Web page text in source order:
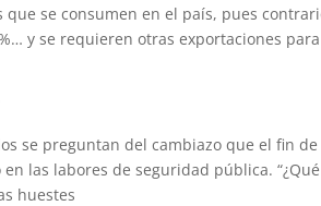
que se consumen en el país, pues
y se requieren otras exportaciones
se preguntan del cambiazo que el fin
las labores de seguridad pública.
huestes